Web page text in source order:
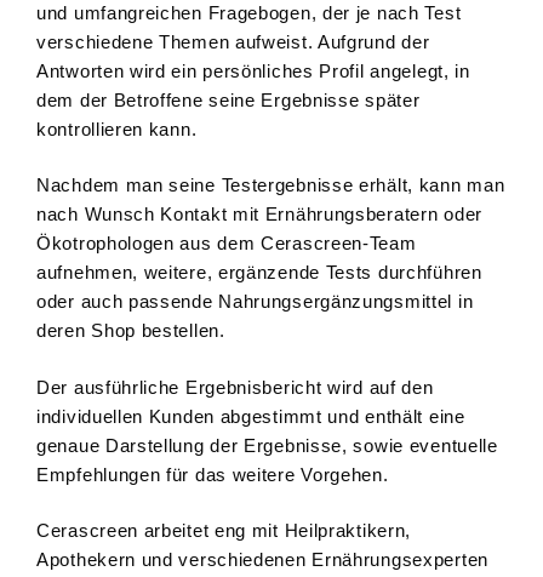
und umfangreichen Fragebogen, der je nach Test
verschiedene Themen aufweist. Aufgrund der
Antworten wird ein persönliches Profil angelegt, in
dem der Betroffene seine Ergebnisse später
kontrollieren kann.
Nachdem man seine Testergebnisse erhält, kann man
nach Wunsch Kontakt mit Ernährungsberatern oder
Ökotrophologen aus dem Cerascreen-Team
aufnehmen, weitere, ergänzende Tests durchführen
oder auch passende Nahrungsergänzungsmittel in
deren Shop bestellen.
Der ausführliche Ergebnisbericht wird auf den
individuellen Kunden abgestimmt und enthält eine
genaue Darstellung der Ergebnisse, sowie eventuelle
Empfehlungen für das weitere Vorgehen.
Cerascreen arbeitet eng mit Heilpraktikern,
Apothekern und verschiedenen Ernährungsexperten